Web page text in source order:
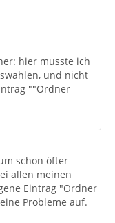
hier musste ich
und nicht
""Ordner
schon öfter
allen meinen
Eintrag "Ordner
Probleme auf.